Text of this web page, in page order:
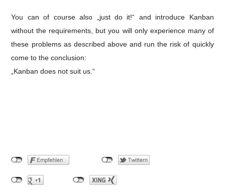
You can of course also „just do it!“ and introduce Kanban
without the requirements, but you will only experience many of
these problems as described above and run the risk of quickly
come to the conclusion:
„Kanban does not suit us.“